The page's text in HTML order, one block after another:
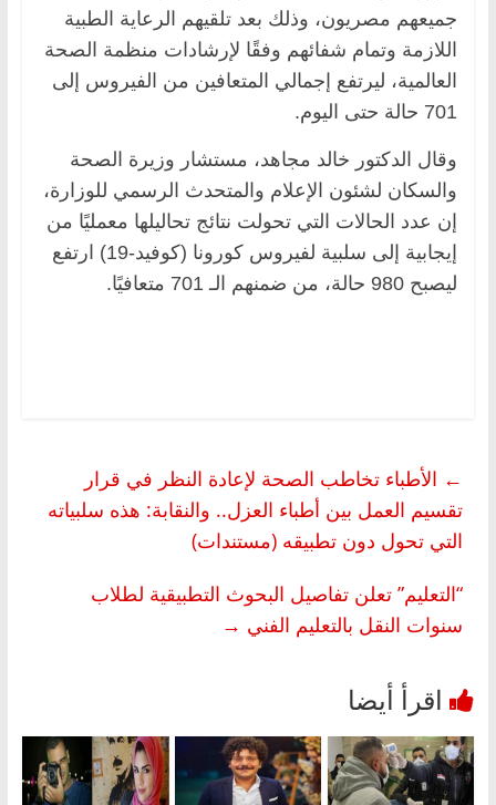
جميعهم مصريون، وذلك بعد تلقيهم الرعاية الطبية
اللازمة وتمام شفائهم وفقًا لإرشادات منظمة الصحة
العالمية، ليرتفع إجمالي المتعافين من الفيروس إلى
701 حالة حتى اليوم.
وقال الدكتور خالد مجاهد، مستشار وزيرة الصحة
والسكان لشئون الإعلام والمتحدث الرسمي للوزارة،
إن عدد الحالات التي تحولت نتائج تحاليلها معمليًا من
إيجابية إلى سلبية لفيروس كورونا (كوفيد-19) ارتفع
ليصبح 980 حالة، من ضمنهم الـ 701 متعافيًا.
← الأطباء تخاطب الصحة لإعادة النظر في قرار
تقسيم العمل بين أطباء العزل.. والنقابة: هذه سلبياته
التي تحول دون تطبيقه (مستندات)
“التعليم” تعلن تفاصيل البحوث التطبيقية لطلاب
سنوات النقل بالتعليم الفني →